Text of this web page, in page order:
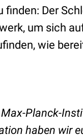
finden: Der
um sich
wie
Max-Planck-
haben wir